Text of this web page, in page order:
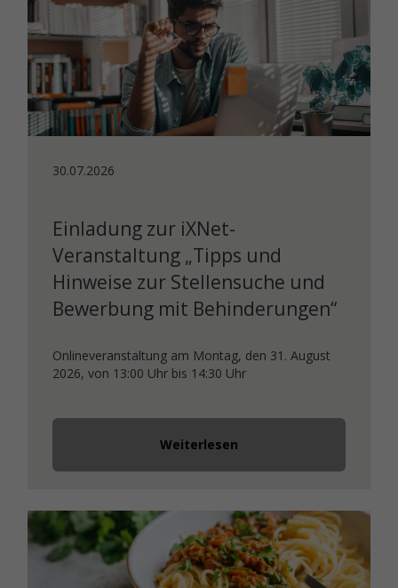
30.07.2026
Einladung zur iXNet-
Veranstaltung „Tipps und
Hinweise zur Stellensuche und
Bewerbung mit Behinderungen“
Onlineveranstaltung am Montag, den 31. August
2026, von 13:00 Uhr bis 14:30 Uhr
Weiterlesen